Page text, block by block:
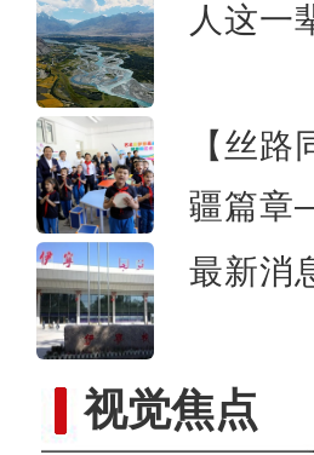
人这一
【丝
疆篇章
最新消
视觉焦点
新疆兵